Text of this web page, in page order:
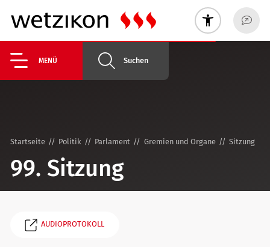
MENÜ Suchen
Startseite Politik Parlament Gremien und Organe Sitzung
99. Sitzung
AUDIOPROTOKOLL